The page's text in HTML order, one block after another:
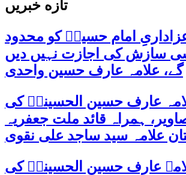
تازه خبریں
امام حسینؑ کو محدود
سازش کی اجازت نہیں دیں
گے، علامہ عارف حسین واحدی
عارف حسین الحسینیؒ کی
ہمراہ قائد ملت جعفریہ
علامہ سید ساجد علی نقوی
عارف حسین الحسینیؒ کی